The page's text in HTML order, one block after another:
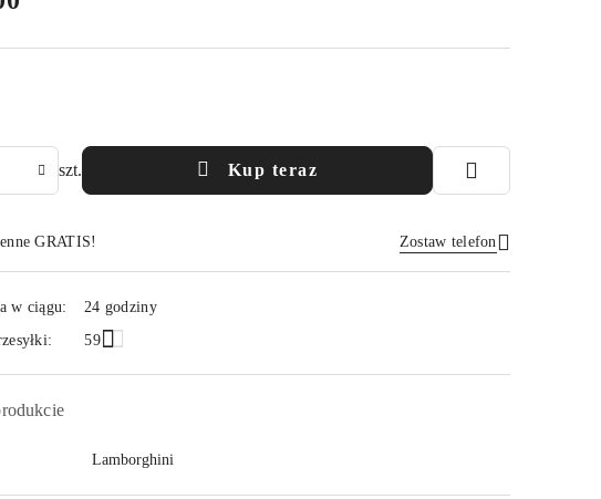
szt. Kup teraz
GRATIS! Zostaw telefon
Wyślij
w ciągu:
24 godziny
59
Lamborghini